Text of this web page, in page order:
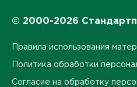
© 2000-2026
Правила использования
Политика обработки
Согласие на обработку